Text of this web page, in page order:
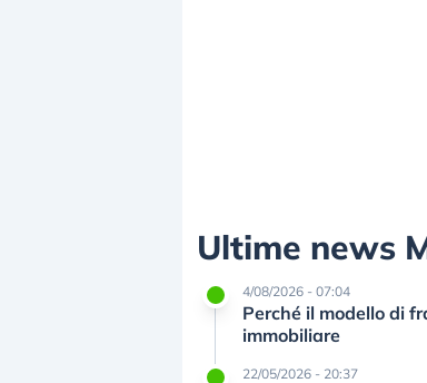
Ultime news
4/08/2026 - 07:04
Perché il modello di
immobiliare
22/05/2026 - 20:37